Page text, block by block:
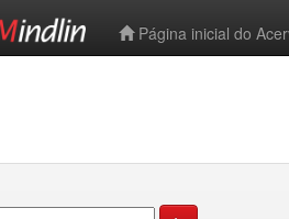
Página inicial do